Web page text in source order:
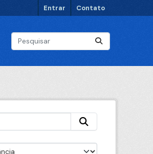
Entrar Contato